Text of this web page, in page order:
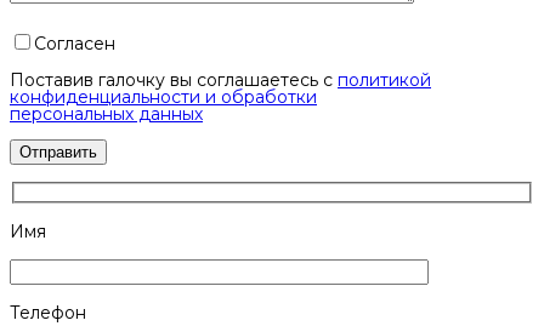
Согласен
Поставив галочку вы соглашаетесь с политикой
конфиденциальности и обработки
персональных данных
Имя
Телефон